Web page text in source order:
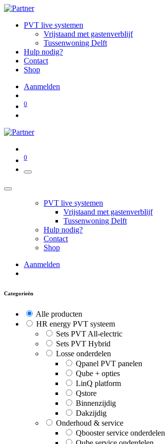
PVT live systemen
Vrijstaand met gastenverblijf
Tussenwoning Delft
Hulp nodig?
Contact
Shop
Aanmelden
0
0
PVT live systemen
Vrijstaand met gastenverblijf
Tussenwoning Delft
Hulp nodig?
Contact
Shop
Aanmelden
Categorieën
Alle producten
HR energy PVT systeem
Sets PVT All-electric
Sets PVT Hybrid
Losse onderdelen
Qpanel PVT panelen
Qube + opties
LinQ platform
Qstore
Binnenzijdig
Dakzijdig
Onderhoud & service
Qbooster service onderdelen